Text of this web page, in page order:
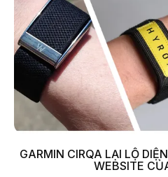
GARMIN CIRQA LẠI LỘ
WEBSITE